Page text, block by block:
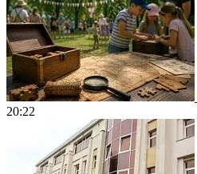
20:22